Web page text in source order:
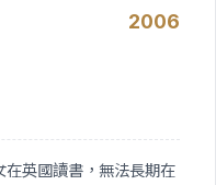
2006
在英國讀書，無法長期在